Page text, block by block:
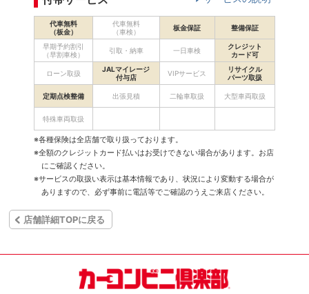
代車無料
（板金）
代車無料
（車検）
板金保証 整備保証
早期予約割引
（早割車検）
引取・納車 一日車検
クレジット
カード可
ローン取扱
JALマイレージ
付与店
VIPサービス
リサイクル
パーツ取扱
定期点検整備 出張見積 二輪車取扱 大型車両取扱
特殊車両取扱
※各種保険は全店舗で取り扱っております。
※全額のクレジットカード払いはお受けできない場合があります。お店
にご確認ください。
※サービスの取扱い表示は基本情報であり、状況により変動する場合が
ありますので、必ず事前に電話等でご確認のうえご来店ください。
店舗詳細TOPに戻る